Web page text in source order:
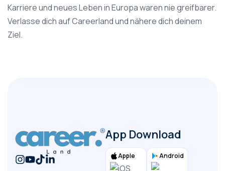
Karriere und neues Leben in Europa waren nie greifbarer.
Verlasse dich auf Careerland und nähere dich deinem
Ziel.
App Download
Apple Android